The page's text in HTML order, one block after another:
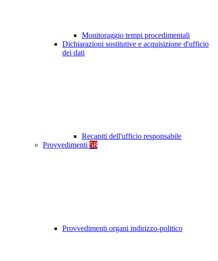
Monitoraggio tempi procedimentali
Dichiarazioni sostitutive e acquisizione d'ufficio
dei dati
Recapiti dell'ufficio responsabile
Provvedimenti 58
Provvedimenti organi indirizzo-politico